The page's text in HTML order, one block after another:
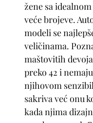
žene sa
veće brojeve.
modeli se
veličinama.
maštovitih
preko 42 i
njihovom
sakriva već onu
kada njima